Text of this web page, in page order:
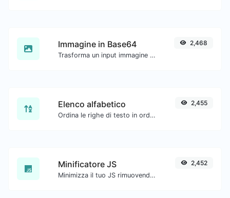
Immagine in Base64
Trasforma un input immagine in una stringa Base64.
2,468
Elenco alfabetico
Ordina le righe di testo in ordine alfabetico (A-Z o Z-A) con facilità.
2,455
Minificatore JS
Minimizza il tuo JS rimuovendo tutti i caratteri non necessari.
2,452